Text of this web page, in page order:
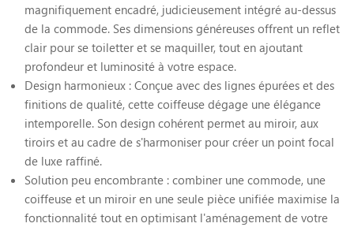
magnifiquement encadré, judicieusement intégré au-dessus
de la commode. Ses dimensions généreuses offrent un reflet
clair pour se toiletter et se maquiller, tout en ajoutant
profondeur et luminosité à votre espace.
Design harmonieux : Conçue avec des lignes épurées et des
finitions de qualité, cette coiffeuse dégage une élégance
intemporelle. Son design cohérent permet au miroir, aux
tiroirs et au cadre de s'harmoniser pour créer un point focal
de luxe raffiné.
Solution peu encombrante : combiner une commode, une
coiffeuse et un miroir en une seule pièce unifiée maximise la
fonctionnalité tout en optimisant l'aménagement de votre